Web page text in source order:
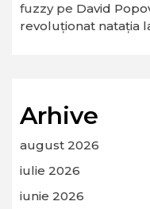
fuzzype David
revoluționat natația
Arhive
august 2026
iulie 2026
iunie 2026